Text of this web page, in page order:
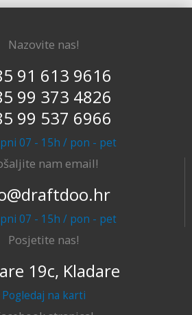
Nazovite nas!
91 613 9616
99 373 4826
99 537 6966
07 - 15h / pon - pet
nam email!
07 - 15h / pon - pet
Posjetite nas!
19c, Kladare
Pogledaj na karti